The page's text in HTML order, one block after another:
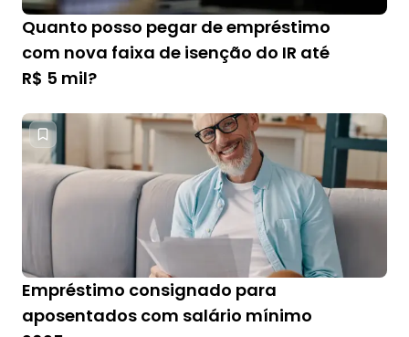
Quanto posso pegar de empréstimo
com nova faixa de isenção do IR até
R$ 5 mil?
Empréstimo consignado para
aposentados com salário mínimo